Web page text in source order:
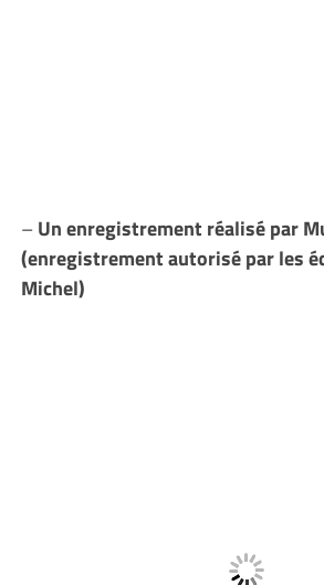
–Un enregistrement réalisé par
(enregistrement autorisé par les
Michel)